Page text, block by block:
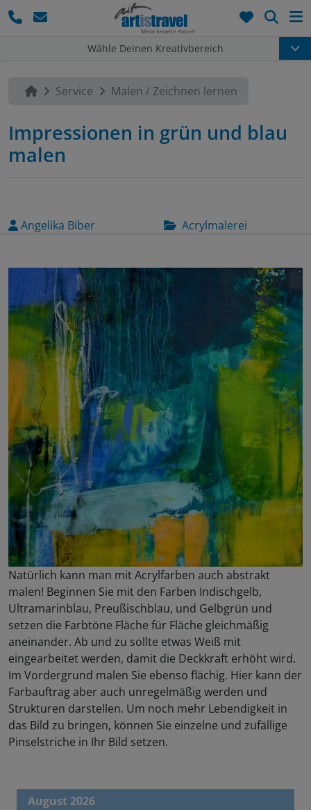
Wähle Deinen Kreativbereich
Service Malen / Zeichnen lernen
Impressionen in grün und blau
malen
Angelika Biber Acrylmalerei
Natürlich kann man mit Acrylfarben auch abstrakt
malen! Beginnen Sie mit den Farben Indischgelb,
Ultramarinblau, Preußischblau, und Gelbgrün und
setzen die Farbtöne Fläche für Fläche gleichmäßig
aneinander. Ab und zu sollte etwas Weiß mit
eingearbeitet werden, damit die Deckkraft erhöht wird.
Im Vordergrund malen Sie ebenso flächig. Hier kann der
Farbauftrag aber auch unregelmäßig werden und
Strukturen darstellen. Um noch mehr Lebendigkeit in
das Bild zu bringen, können Sie einzelne und zufällige
Pinselstriche in Ihr Bild setzen.
August 2026